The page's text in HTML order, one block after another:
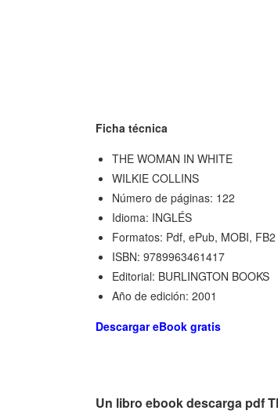
Ficha técnica
THE WOMAN IN WHITE
WILKIE COLLINS
Número de páginas: 122
Idioma: INGLÉS
Formatos: Pdf, ePub, MOBI, FB2
ISBN: 9789963461417
Editorial: BURLINGTON BOOKS
Año de edición: 2001
Descargar eBook gratis
Un libro ebook descarga pdf